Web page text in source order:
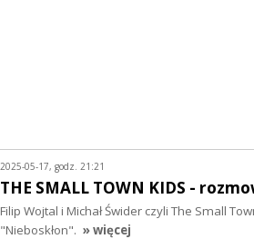
2025-05-17, godz. 21:21
THE SMALL TOWN KIDS -
Filip Wojtal i Michał Świder czyli The Small
"Nieboskłon". » więcej